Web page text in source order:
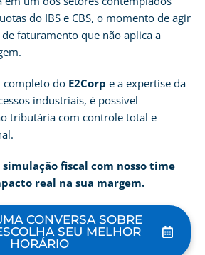
do IBS e CBS, o momento de agir
de faturamento que não aplica a
completo do E2Corp e a expertise da
industriais, é possível
tributária com controle total e
fiscal com nosso time
real na sua margem.
CONVERSA SOBRE
SEU MELHOR
HORÁRIO